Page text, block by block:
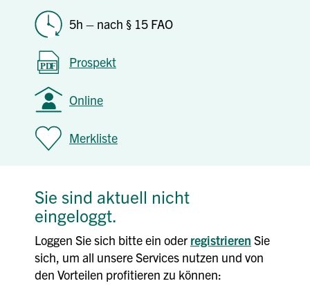
5h – nach § 15 FAO
Prospekt
Online
Merkliste
Sie sind aktuell nicht
eingeloggt.
Loggen Sie sich bitte ein oder registrieren Sie
sich, um all unsere Services nutzen und von
den Vorteilen profitieren zu können: